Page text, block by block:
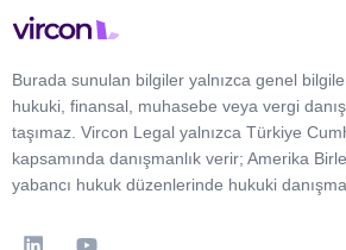
Burada sunulan bilgiler yalnızca genel
hukuki, finansal, muhasebe veya vergi
taşımaz. Vircon Legal yalnızca Türkiye
kapsamında danışmanlık verir; Amerika
yabancı hukuk düzenlerinde hukuki